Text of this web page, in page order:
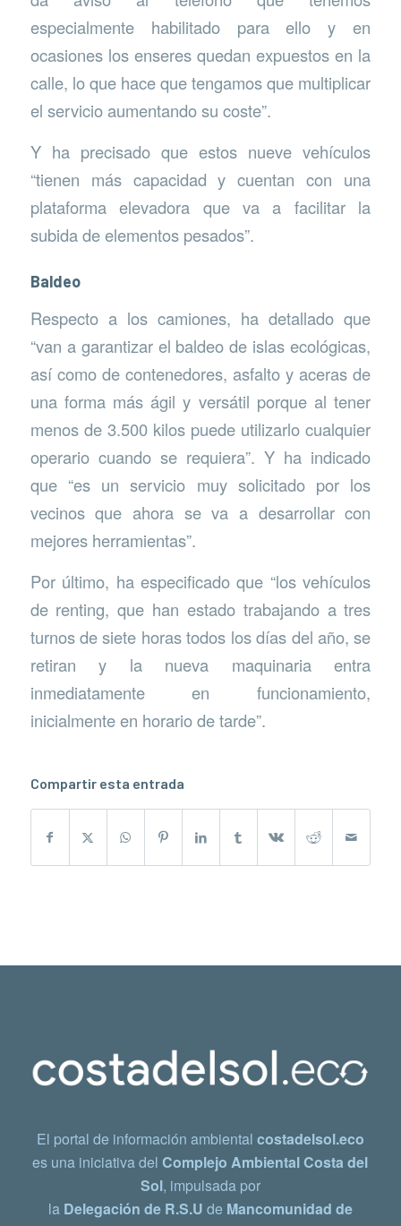
especialmente habilitado para ello y en
ocasiones los enseres quedan expuestos en la
calle, lo que hace que tengamos que multiplicar
el servicio aumentando su coste”.
Y ha precisado que estos nueve vehículos
“tienen más capacidad y cuentan con una
plataforma elevadora que va a facilitar la
subida de elementos pesados”.
Baldeo
Respecto a los camiones, ha detallado que
“van a garantizar el baldeo de islas ecológicas,
así como de contenedores, asfalto y aceras de
una forma más ágil y versátil porque al tener
menos de 3.500 kilos puede utilizarlo cualquier
operario cuando se requiera”. Y ha indicado
que “es un servicio muy solicitado por los
vecinos que ahora se va a desarrollar con
mejores herramientas”.
Por último, ha especificado que “los vehículos
de renting, que han estado trabajando a tres
turnos de siete horas todos los días del año, se
retiran y la nueva maquinaria entra
inmediatamente en funcionamiento,
inicialmente en horario de tarde”.
Compartir esta entrada
El portal de información ambiental costadelsol.eco
es una iniciativa delComplejo Ambiental Costa del
Sol, impulsada por
la Delegación de R.S.U de Mancomunidad de